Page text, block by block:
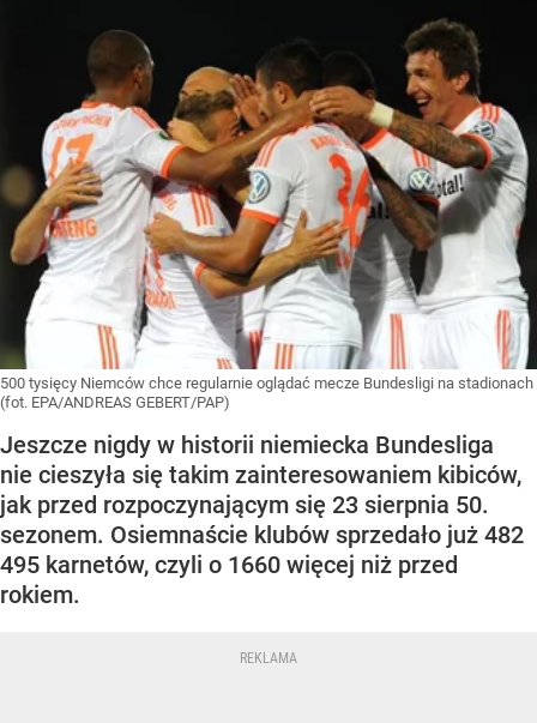
500 tysięcy Niemców chce regularnie oglądać mecze Bundesligi na stadionach
(fot. EPA/ANDREAS GEBERT/PAP)
Jeszcze nigdy w historii niemiecka Bundesliga
nie cieszyła się takim zainteresowaniem kibiców,
jak przed rozpoczynającym się 23 sierpnia 50.
sezonem. Osiemnaście klubów sprzedało już 482
495 karnetów, czyli o 1660 więcej niż przed
rokiem.